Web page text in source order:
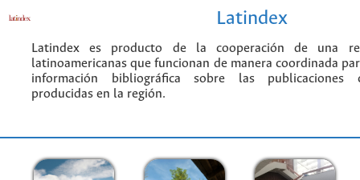
Latindex
Latindex es producto de la cooperación de una
latinoamericanas que funcionan de manera coordinada
información bibliográfica sobre las publicaciones
producidas en la región.